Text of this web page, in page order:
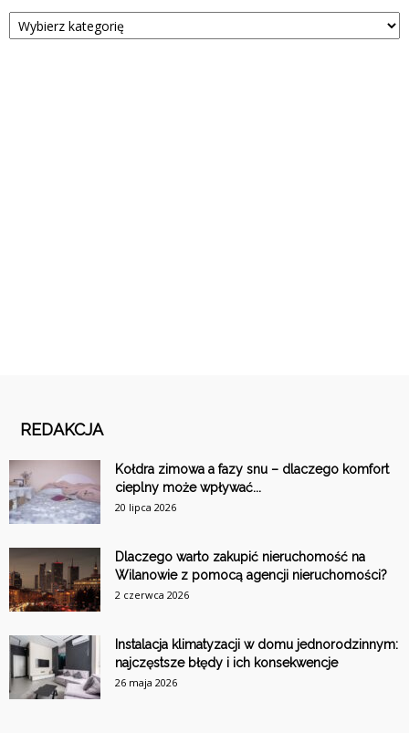
Kategorie
REDAKCJA
Kołdra zimowa a fazy snu – dlaczego komfort
cieplny może wpływać...
20 lipca 2026
Dlaczego warto zakupić nieruchomość na
Wilanowie z pomocą agencji nieruchomości?
2 czerwca 2026
Instalacja klimatyzacji w domu jednorodzinnym:
najczęstsze błędy i ich konsekwencje
26 maja 2026